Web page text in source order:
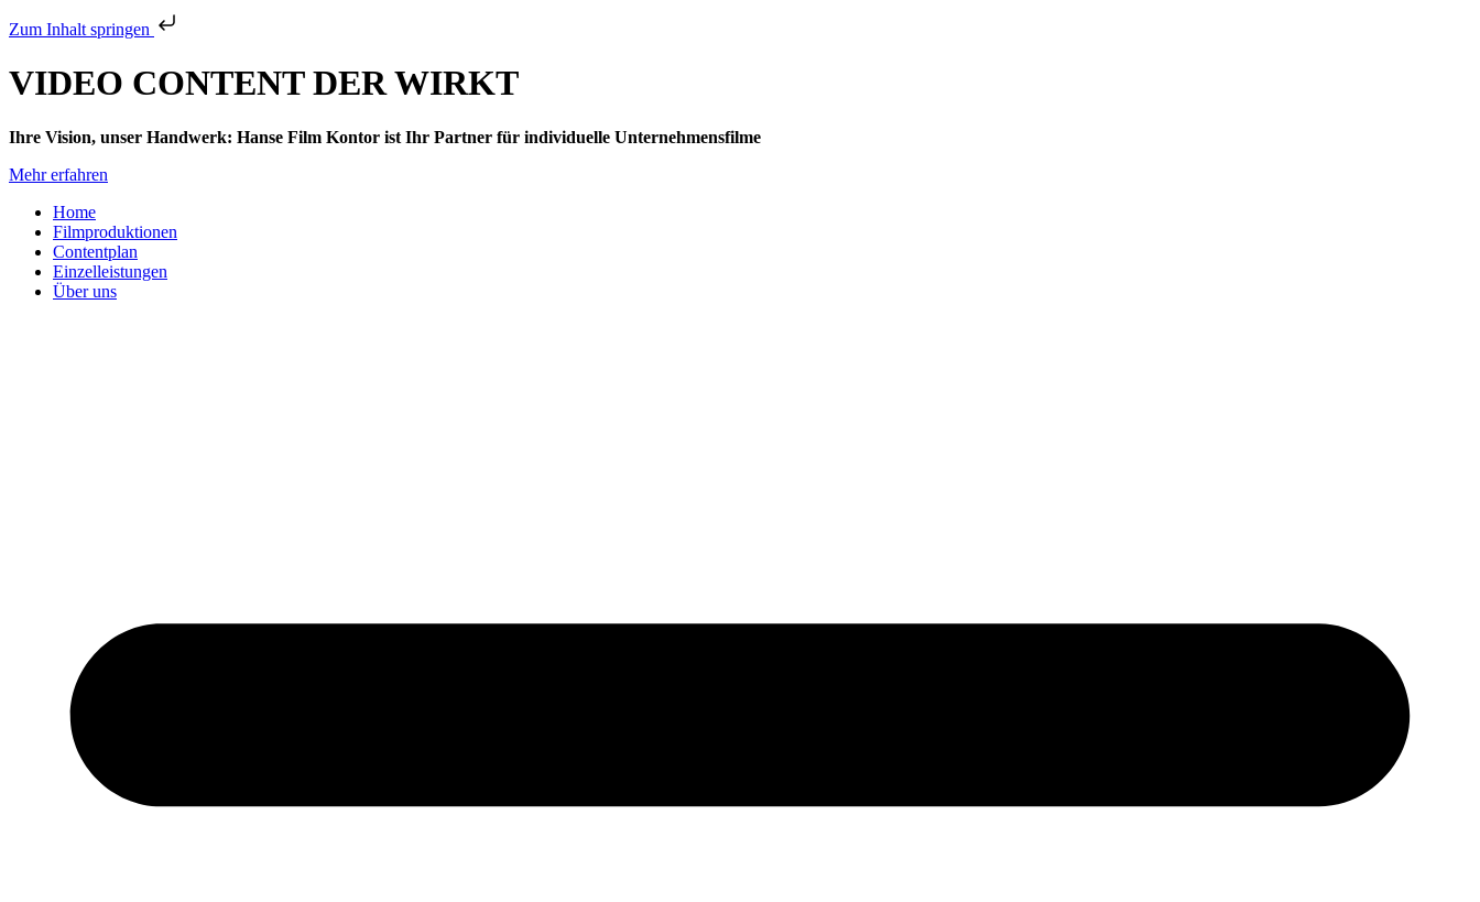
Zum Inhalt springen
VIDEO CONTENT DER WIRKT
Ihre Vision, unser Handwerk: Hanse Film Kontor ist Ihr Partner für individuelle Unternehmensfilme
Mehr erfahren
Home
Filmproduktionen
Contentplan
Einzelleistungen
Über uns